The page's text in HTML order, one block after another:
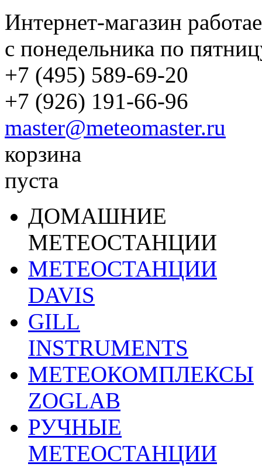
Интернет-магазин
с понедельника по
+7 (495) 589-69-20
+7 (926) 191-66-96
master@meteomaster.ru
корзина
пуста
ДОМАШНИЕ
МЕТЕОСТАНЦИИ
МЕТЕОСТАНЦИИ
DAVIS
GILL
INSTRUMENTS
МЕТЕОКОМПЛЕКСЫ
ZOGLAB
РУЧНЫЕ
МЕТЕОСТАНЦИИ